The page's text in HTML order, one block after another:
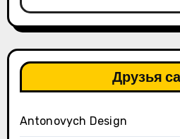
Друзья
Antonovych Design